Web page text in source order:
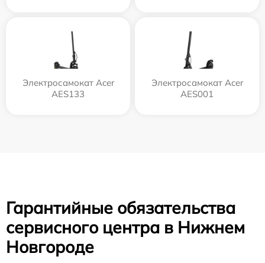
Электросамокат Acer
AES133
Электросамокат Acer
AES001
Гарантийные обязательства
сервисного центра в Нижнем
Новгороде